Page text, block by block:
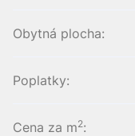
Obytná plocha:
Poplatky:
Cena za m2: